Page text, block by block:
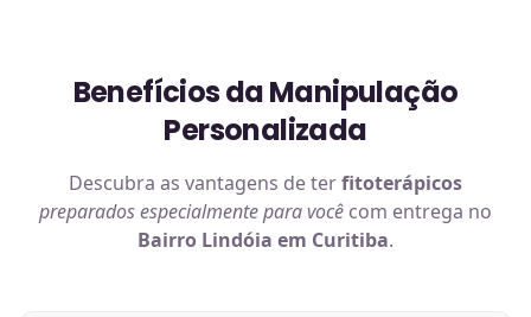
Benefícios da Manipulação
Personalizada
Descubra as vantagens de terfitoterápicos
preparados especialmente para você com entrega no
Bairro Lindóia em Curitiba.